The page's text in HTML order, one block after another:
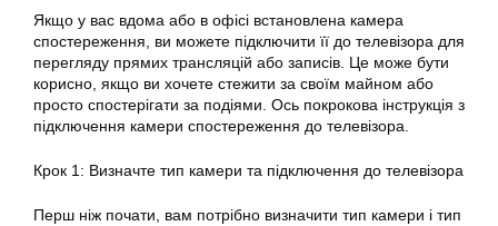
Якщо у вас вдома або в офісі встановлена камера
спостереження, ви можете підключити її до телевізора для
перегляду прямих трансляцій або записів. Це може бути
корисно, якщо ви хочете стежити за своїм майном або
просто спостерігати за подіями. Ось покрокова інструкція з
підключення камери спостереження до телевізора.
Крок 1: Визначте тип камери та підключення до телевізора
Перш ніж почати, вам потрібно визначити тип камери і тип